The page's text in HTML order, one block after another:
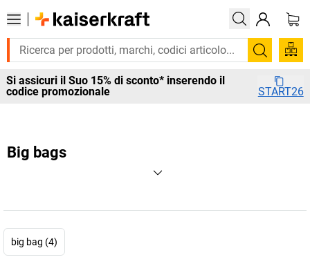
Cerca
Si assicuri il Suo 15% di sconto* inserendo il
codice promozionale
START26
Big bags
big bag (4)